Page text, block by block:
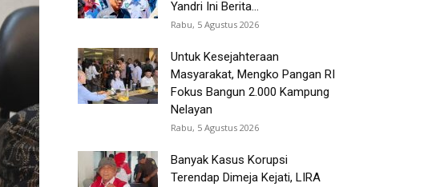
Yandri Ini Berita...
Rabu, 5 Agustus 2026
Untuk Kesejahteraan
Masyarakat, Mengko Pangan RI
Fokus Bangun 2.000 Kampung
Nelayan
Rabu, 5 Agustus 2026
Banyak Kasus Korupsi
Terendap Dimeja Kejati, LIRA